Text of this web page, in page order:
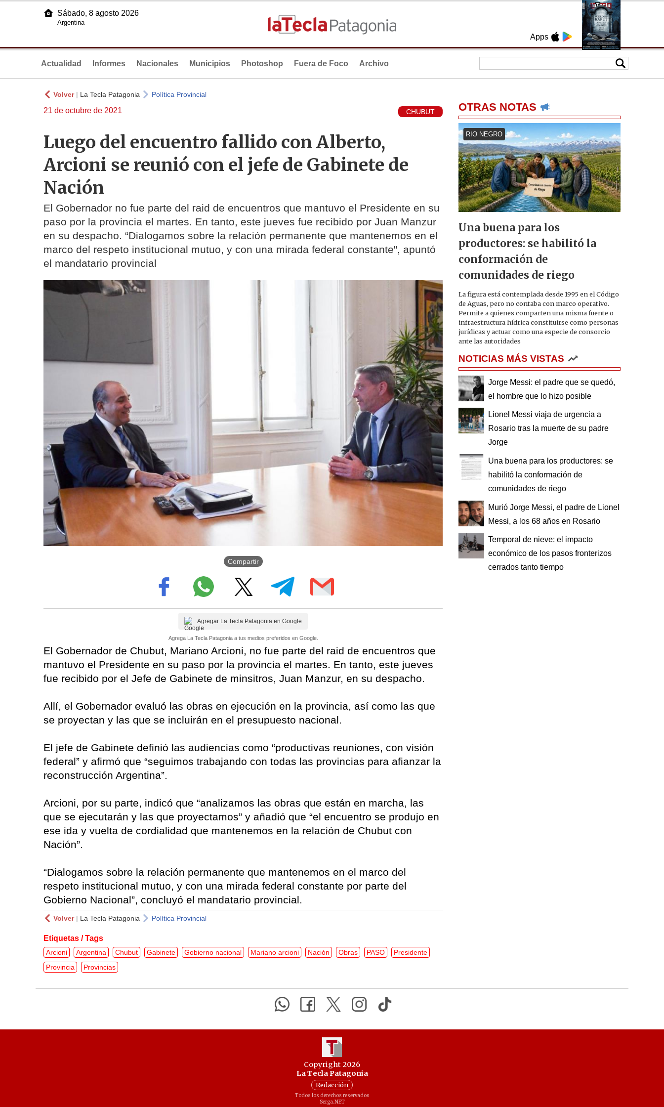
Apps
Sábado, 8 agosto 2026
Argentina
Actualidad Informes Nacionales Municipios Photoshop Fuera de Foco Archivo
Volver| La Tecla Patagonia Política Provincial
21 de octubre de 2021 CHUBUT
Luego del encuentro fallido con Alberto,
Arcioni se reunió con el jefe de Gabinete de
Nación
El Gobernador no fue parte del raid de encuentros que mantuvo el Presidente en su
paso por la provincia el martes. En tanto, este jueves fue recibido por Juan Manzur
en su despacho. “Dialogamos sobre la relación permanente que mantenemos en el
marco del respeto institucional mutuo, y con una mirada federal constante", apuntó
el mandatario provincial
Compartir
Agregar La Tecla Patagonia en Google
Agrega La Tecla Patagonia a tus medios preferidos en Google.
El Gobernador de Chubut, Mariano Arcioni, no fue parte del raid de encuentros que
mantuvo el Presidente en su paso por la provincia el martes. En tanto, este jueves
fue recibido por el Jefe de Gabinete de minsitros, Juan Manzur, en su despacho.
Allí, el Gobernador evaluó las obras en ejecución en la provincia, así como las que
se proyectan y las que se incluirán en el presupuesto nacional.
El jefe de Gabinete definió las audiencias como “productivas reuniones, con visión
federal” y afirmó que “seguimos trabajando con todas las provincias para afianzar la
reconstrucción Argentina”.
Arcioni, por su parte, indicó que “analizamos las obras que están en marcha, las
que se ejecutarán y las que proyectamos” y añadió que “el encuentro se produjo en
ese ida y vuelta de cordialidad que mantenemos en la relación de Chubut con
Nación”.
“Dialogamos sobre la relación permanente que mantenemos en el marco del
respeto institucional mutuo, y con una mirada federal constante por parte del
Gobierno Nacional”, concluyó el mandatario provincial.
Volver| La Tecla Patagonia Política Provincial
Etiquetas / Tags
Arcioni Argentina Chubut Gabinete Gobierno nacional Mariano arcioni Nación Obras PASO
Presidente
Provincia
Provincias
OTRAS NOTAS
RIO NEGRO
Una buena para los
productores: se habilitó la
conformación de
comunidades de riego
La figura está contemplada desde 1995 en el Código
de Aguas, pero no contaba con marco operativo.
Permite a quienes comparten una misma fuente o
infraestructura hídrica constituirse como personas
jurídicas y actuar como una especie de consorcio
ante las autoridades
NOTICIAS MÁS VISTAS
Jorge Messi: el padre que se quedó,
el hombre que lo hizo posible
Lionel Messi viaja de urgencia a
Rosario tras la muerte de su padre
Jorge
Una buena para los productores: se
habilitó la conformación de
comunidades de riego
Murió Jorge Messi, el padre de Lionel
Messi, a los 68 años en Rosario
Temporal de nieve: el impacto
económico de los pasos fronterizos
cerrados tanto tiempo
Copyright 2026
La Tecla Patagonia
Redacción
Todos los derechos reservados
Serga.NET